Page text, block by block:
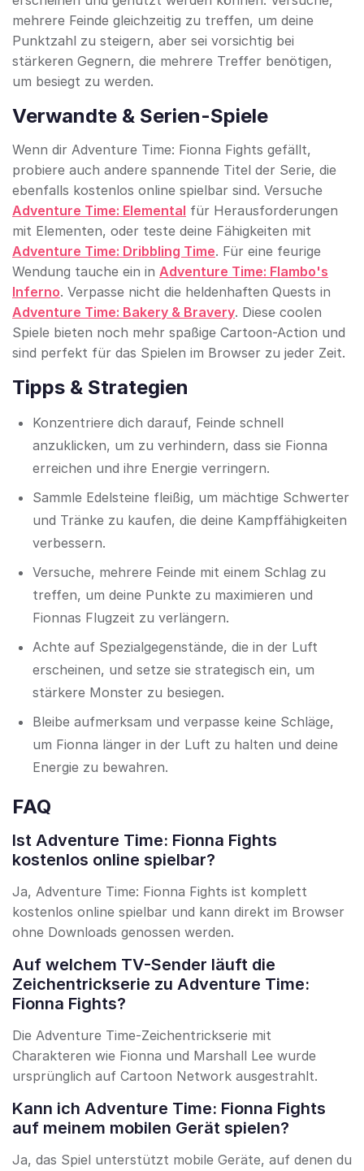
mehrere Feinde gleichzeitig zu treffen, um deine
Punktzahl zu steigern, aber sei vorsichtig bei
stärkeren Gegnern, die mehrere Treffer benötigen,
um besiegt zu werden.
Verwandte & Serien-Spiele
Wenn dir Adventure Time: Fionna Fights gefällt,
probiere auch andere spannende Titel der Serie, die
ebenfalls kostenlos online spielbar sind. Versuche
Adventure Time: Elemental für Herausforderungen
mit Elementen, oder teste deine Fähigkeiten mit
Adventure Time: Dribbling Time. Für eine feurige
Wendung tauche ein in Adventure Time: Flambo's
Inferno. Verpasse nicht die heldenhaften Quests in
Adventure Time: Bakery & Bravery. Diese coolen
Spiele bieten noch mehr spaßige Cartoon-Action und
sind perfekt für das Spielen im Browser zu jeder Zeit.
Tipps & Strategien
Konzentriere dich darauf, Feinde schnell
anzuklicken, um zu verhindern, dass sie Fionna
erreichen und ihre Energie verringern.
Sammle Edelsteine fleißig, um mächtige Schwerter
und Tränke zu kaufen, die deine Kampffähigkeiten
verbessern.
Versuche, mehrere Feinde mit einem Schlag zu
treffen, um deine Punkte zu maximieren und
Fionnas Flugzeit zu verlängern.
Achte auf Spezialgegenstände, die in der Luft
erscheinen, und setze sie strategisch ein, um
stärkere Monster zu besiegen.
Bleibe aufmerksam und verpasse keine Schläge,
um Fionna länger in der Luft zu halten und deine
Energie zu bewahren.
FAQ
Ist Adventure Time: Fionna Fights
kostenlos online spielbar?
Ja, Adventure Time: Fionna Fights ist komplett
kostenlos online spielbar und kann direkt im Browser
ohne Downloads genossen werden.
Auf welchem TV-Sender läuft die
Zeichentrickserie zu Adventure Time:
Fionna Fights?
Die Adventure Time-Zeichentrickserie mit
Charakteren wie Fionna und Marshall Lee wurde
ursprünglich auf Cartoon Network ausgestrahlt.
Kann ich Adventure Time: Fionna Fights
auf meinem mobilen Gerät spielen?
Ja, das Spiel unterstützt mobile Geräte, auf denen du